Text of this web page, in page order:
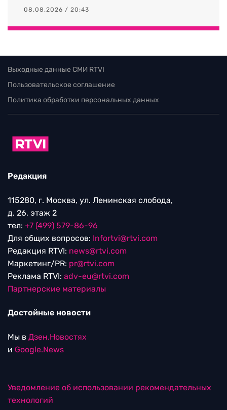
08.08.2026 / 20:43
Выходные данные СМИ RTVI
Пользовательское соглашение
Политика обработки персональных данных
Редакция
115280, г. Москва, ул. Ленинская слобода,
д. 26, этаж 2
тел: +7 (499) 579-86-96
Для общих вопросов: Infortvi@rtvi.com
Редакция RTVI: news@rtvi.com
Маркетинг/PR: pr@rtvi.com
Реклама RTVI: adv-eu@rtvi.com
Партнерские материалы
Достойные новости
Мы в Дзен.Новостях
и Google.News
Уведомление об использовании рекомендательных
технологий